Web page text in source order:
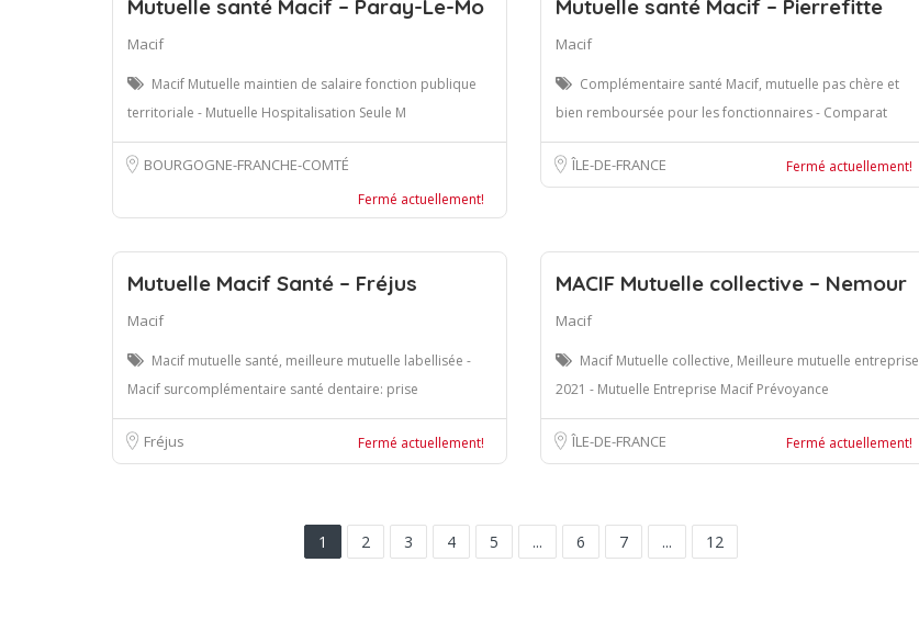
Mutuelle santé Macif – Paray-Le-Mo
Macif
Macif Mutuelle maintien de salaire fonction publique
territoriale - Mutuelle Hospitalisation Seule M
BOURGOGNE-FRANCHE-COMTÉ
Fermé actuellement!
Mutuelle santé Macif – Pierrefitte
Macif
Complémentaire santé Macif, mutuelle pas chère et
bien remboursée pour les fonctionnaires - Comparat
ÎLE-DE-FRANCE Fermé actuellement!
Mutuelle Macif Santé – Fréjus
Macif
Macif mutuelle santé, meilleure mutuelle labellisée -
Macif surcomplémentaire santé dentaire: prise
Fréjus Fermé actuellement!
MACIF Mutuelle collective – Nemour
Macif
Macif Mutuelle collective, Meilleure mutuelle entreprise
2021 - Mutuelle Entreprise Macif Prévoyance
ÎLE-DE-FRANCE Fermé actuellement!
1 2 3 4 5 ... 6 7 ... 12